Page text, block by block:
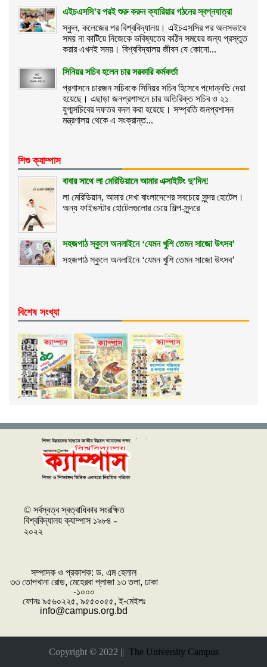
এইচএসসি’র পরই শুরু করুন ক্যারিয়ার গঠনের স্বপ্নযাত্রা
স্কুল, কলেজের পর বিশ্ববিদ্যালয়। এইচএসসির পর অলসভাবে
সময় না কাটিয়ে নিজেকে ভবিষ্যতের কঠিন সময়ের জন্য প্রস্তুত
করার এখনই সময়। বিশ্ববিদ্যালয় জীবন যে কোনো...
সিনিয়র সচিব হলেন চার সরকারি কর্মকর্তা
প্রশাসনে চারজন সচিবকে সিনিয়র সচিব হিসেবে পদোন্নতি দেয়া
হয়েছে। এছাড়া জনপ্রশাসনে চার অতিরিক্ত সচিব ও ২১
যুগ্মসচিবের দফতর বদল করা হয়েছে। সম্প্রতি জনপ্রশাসন
মন্ত্রণালয় থেকে এ সংক্রান্ত...
শিশু ক্যাম্পাস
বাবার সাথে লা মেরিডিয়ানে আমার এক্সাইটিং দু’দিন!
লা মেরিডিয়ান, আমার দেখা বাংলাদেশের সবচেয়ে সুন্দর হোটেল।
অন্য ফাইভস্টার হোটেলগুলোর চেয়ে শিল্প-সুন্দরে
সহজপাঠ স্কুলে অনলাইনে ‘যেমন খুশি তেমন সাজো উৎসব’
সহজপাঠ স্কুলে অনলাইনে ‘যেমন খুশি তেমন সাজো উৎসব’
বিশেষ সংখ্যা
© সর্বস্বত্ব স্বত্বাধিকার সংরক্ষিত
বিশ্ববিদ্যালয় ক্যাম্পাস ১৯৮৪ -
২০২২
সম্পাদক ও প্রকাশক: ‌ড. এম হেলাল
৩৩ তোপখানা রোড, মেহেরবা প্লাজা ১৩ তলা, ঢাকা
-১০০০
ফোনঃ ৯৫৬০২২৫, ৯৫৫০০৫৫, ই-মেইলঃ
info@campus.org.bd
Copyright © 2022 || The University Campus